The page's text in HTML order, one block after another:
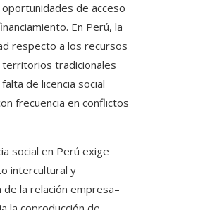
de acceso
En Perú, la
respecto a los recursos
territorios tradicionales
de licencia social
frecuencia en conflictos
social en Perú exige
intercultural y
la relación empresa–